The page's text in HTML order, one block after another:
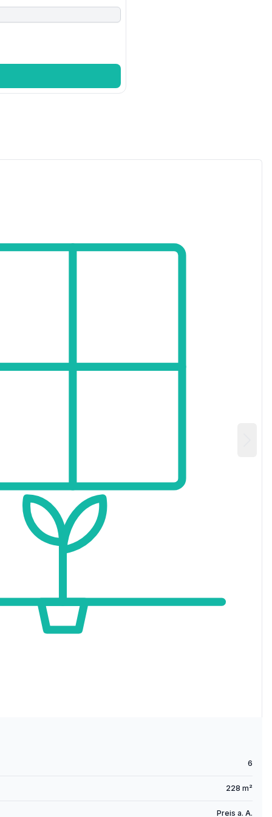
6
228 m²
Preis a. A.